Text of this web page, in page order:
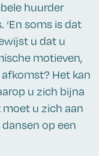
huurder
‘En soms is dat
u dat u
motieven,
Het kan
u zich bijna
u zich aan
op een